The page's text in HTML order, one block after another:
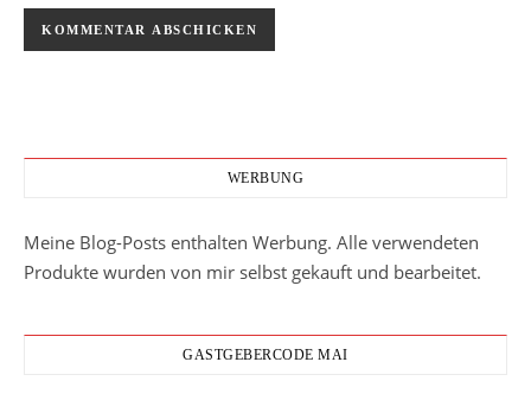
WERBUNG
Meine Blog-Posts enthalten Werbung. Alle verwendeten
Produkte wurden von mir selbst gekauft und bearbeitet.
GASTGEBERCODE MAI